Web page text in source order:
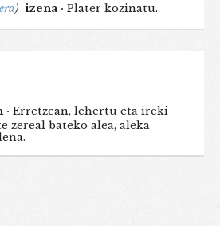
) izena · Plater kozinatu.
· Erretzean, lehertu eta ireki
zereal bateko alea, aleka